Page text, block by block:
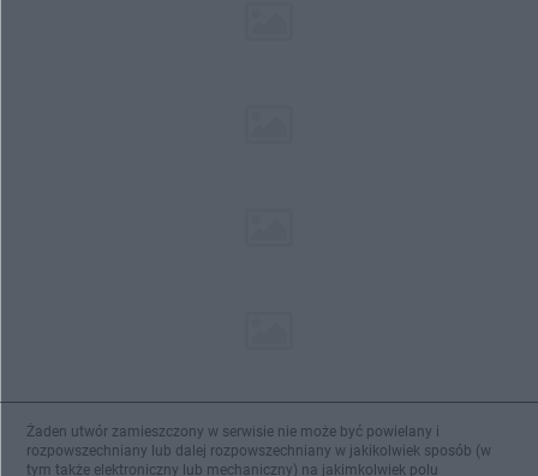
Żaden utwór zamieszczony w serwisie nie może być powielany i
rozpowszechniany lub dalej rozpowszechniany w jakikolwiek sposób (w
tym także elektroniczny lub mechaniczny) na jakimkolwiek polu